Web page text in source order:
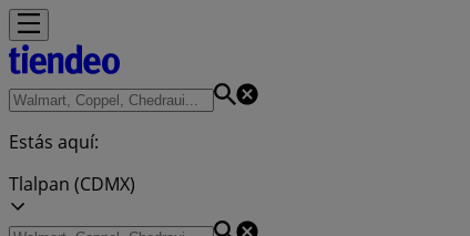
Estás aquí:
Tlalpan (CDMX)